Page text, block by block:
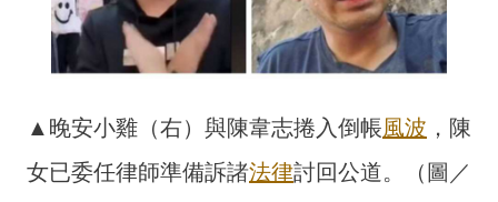
▲晚安小雞（右）與陳韋志捲入倒帳風波 ，陳
女已委任律師準備訴諸法律討回公道。（圖／